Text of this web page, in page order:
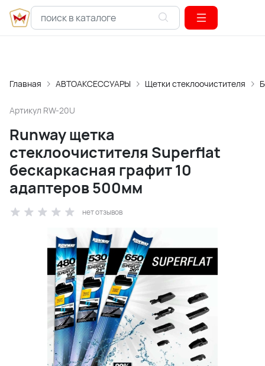
Главная АВТОАКСЕССУАРЫ Щетки стеклоочистителя
Артикул RW-20U
Runway щетка
стеклоочистителя Superflat
бескаркасная графит 10
адаптеров 500мм
нет отзывов